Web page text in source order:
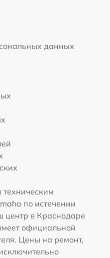
данных
по истечении
центр в Краснодаре
официальной
Цены на ремонт,